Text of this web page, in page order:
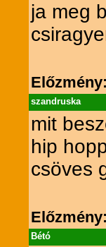
ja meg
Előzmény:
szandruska
mit
hip
csöves
Előzmény:
Bétó